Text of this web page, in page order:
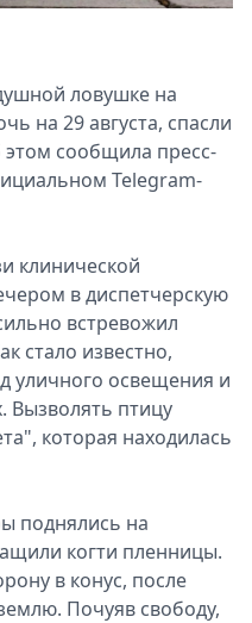
ловушке на
на 29 августа, спасли
этом сообщила пресс-
Telegram-
клинической
в диспетчерскую
встревожил
стало известно,
уличного освещения и
Вызволять птицу
которая находилась
поднялись на
когти пленницы.
в конус, после
Почуяв свободу,